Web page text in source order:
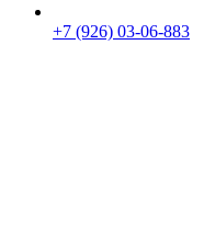
+7 (926) 03-06-883